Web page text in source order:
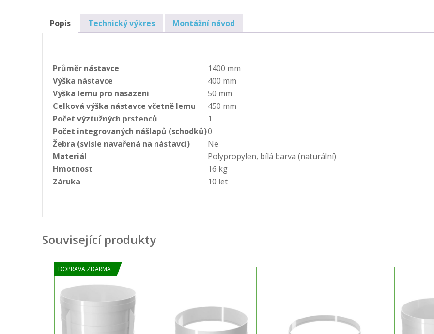
Popis Technický výkres Montážní návod
Průměr nástavce
1400 mm
Výška nástavce
400 mm
Výška lemu pro nasazení
50 mm
Celková výška nástavce včetně lemu
450 mm
Počet výztužných prstenců
1
Počet integrovaných nášlapů (schodků)0
Žebra (svisle navařená na nástavci)
Ne
Materiál
Polypropylen, bílá barva (naturální)
Hmotnost
16 kg
Záruka
10 let
Související produkty
DOPRAVA ZDARMA